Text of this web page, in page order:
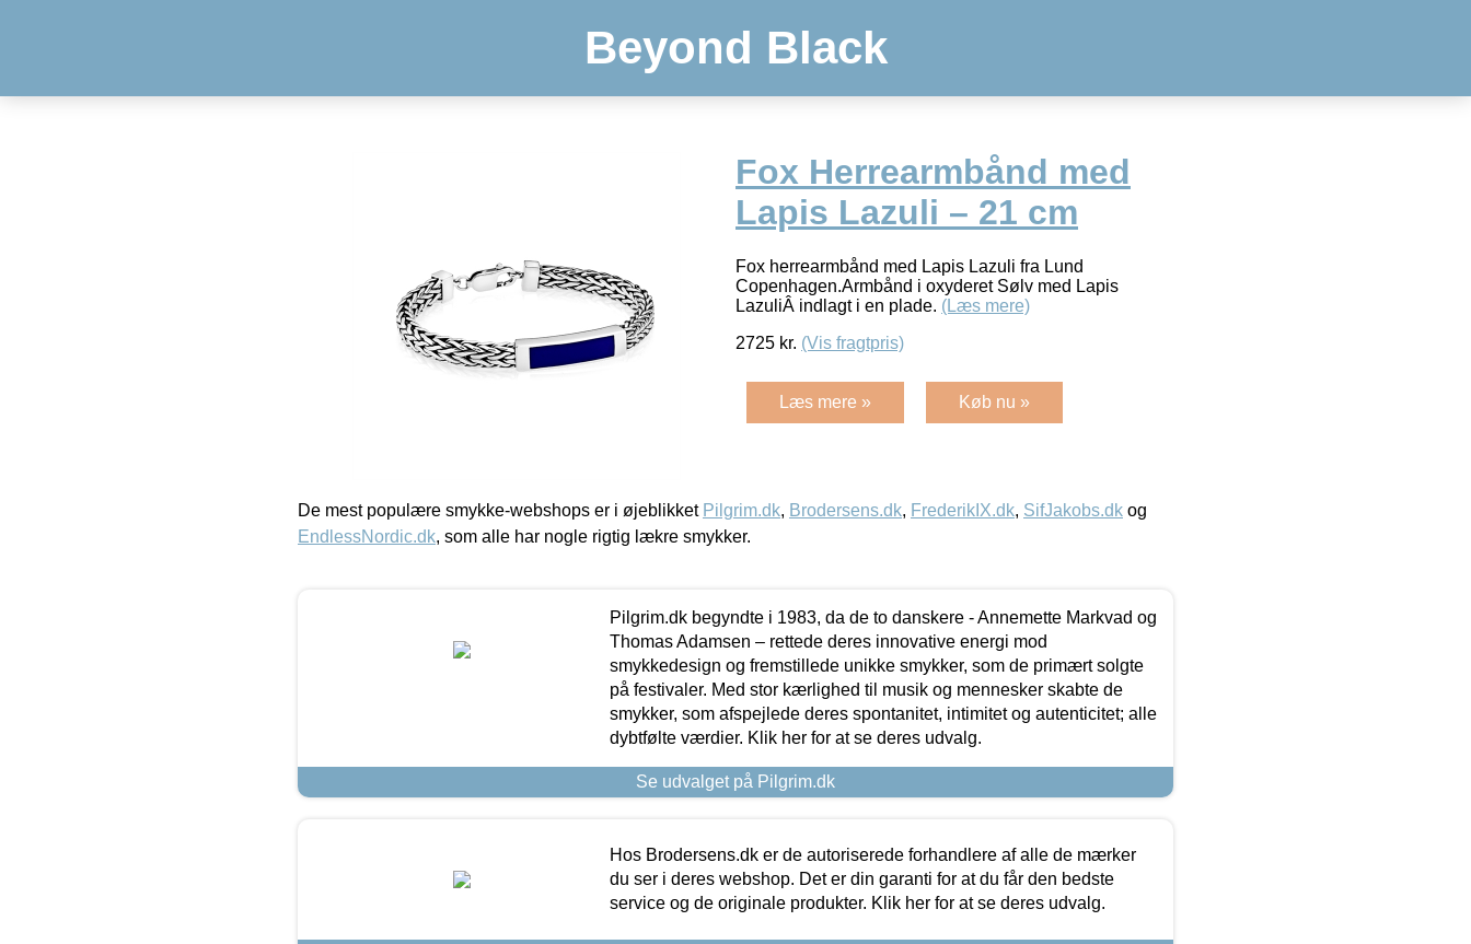
Beyond Black
Fox Herrearmbånd med
Lapis Lazuli – 21 cm
Fox herrearmbånd med Lapis Lazuli fra Lund
Copenhagen.Armbånd i oxyderet Sølv med Lapis
LazuliÂ indlagt i en plade. (Læs mere)
2725 kr. (Vis fragtpris)
Læs mere » Køb nu »
De mest populære smykke-webshops er i øjeblikket Pilgrim.dk, Brodersens.dk, FrederikIX.dk, SifJakobs.dk og
EndlessNordic.dk, som alle har nogle rigtig lækre smykker.
Pilgrim.dk begyndte i 1983, da de to danskere - Annemette Markvad og
Thomas Adamsen – rettede deres innovative energi mod
smykkedesign og fremstillede unikke smykker, som de primært solgte
på festivaler. Med stor kærlighed til musik og mennesker skabte de
smykker, som afspejlede deres spontanitet, intimitet og autenticitet; alle
dybtfølte værdier. Klik her for at se deres udvalg.
Se udvalget på Pilgrim.dk
Hos Brodersens.dk er de autoriserede forhandlere af alle de mærker
du ser i deres webshop. Det er din garanti for at du får den bedste
service og de originale produkter. Klik her for at se deres udvalg.